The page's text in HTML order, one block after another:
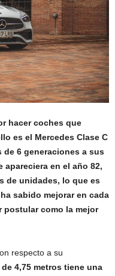
hacer coches que
es el Mercedes Clase C
de 6 generaciones a sus
apareciera en el año 82,
de unidades, lo que es
sabido mejorar en cada
postular como la mejor
respecto a su
4,75 metros tiene una